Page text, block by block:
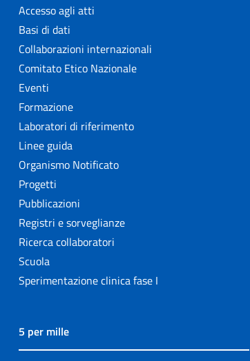
Accesso agli atti
Basi di dati
Collaborazioni internazionali
Comitato Etico Nazionale
Eventi
Formazione
Laboratori di riferimento
Linee guida
Organismo Notificato
Progetti
Pubblicazioni
Registri e sorveglianze
Ricerca collaboratori
Scuola
Sperimentazione clinica fase I
5 per mille